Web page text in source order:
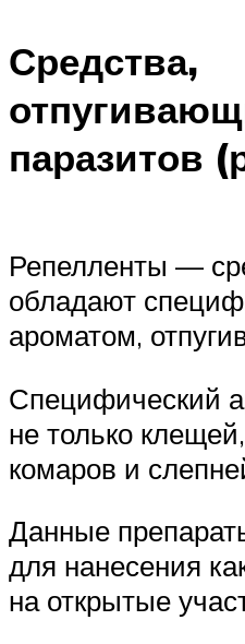
Средства,
паразитов
Репелленты —
обладают
ароматом,
Специфический
не только
комаров и
Данные
для нанесения
на открытые